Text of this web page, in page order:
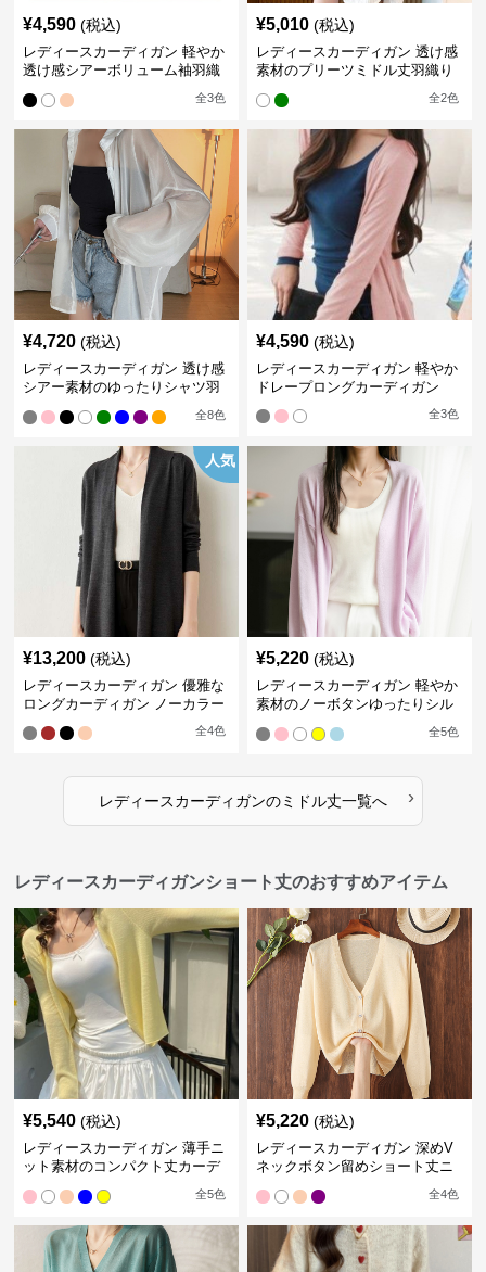
¥4,590 (税込)
レディースカーディガン 軽やか
透け感シアーボリューム袖羽織
全3色
¥5,010 (税込)
レディースカーディガン 透け感
素材のプリーツミドル丈羽織り
全2色
¥4,720 (税込)
レディースカーディガン 透け感
シアー素材のゆったりシャツ羽
全8色
¥4,590 (税込)
レディースカーディガン 軽やか
ドレープロングカーディガン
全3色
人気
¥13,200 (税込)
レディースカーディガン 優雅な
ロングカーディガン ノーカラー
全4色
¥5,220 (税込)
レディースカーディガン 軽やか
素材のノーボタンゆったりシル
全5色
レディースカーディガンのミドル丈一覧へ ›
レディースカーディガンショート丈のおすすめアイテム
¥5,540 (税込)
レディースカーディガン 薄手ニ
ット素材のコンパクト丈カーデ
全5色
¥5,220 (税込)
レディースカーディガン 深めV
ネックボタン留めショート丈ニ
全4色